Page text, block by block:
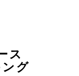
ス
グ